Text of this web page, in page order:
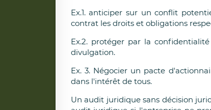
Ex.1. anticiper sur un conflit
contrat les droits et obligations
Ex.2. protéger par la
divulgation.
Ex. 3. Négocier un pacte
dans l'intérêt de tous.
Un audit juridique sans décision